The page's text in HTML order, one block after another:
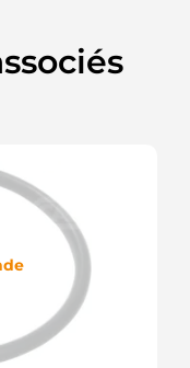
F032132660
CARGO